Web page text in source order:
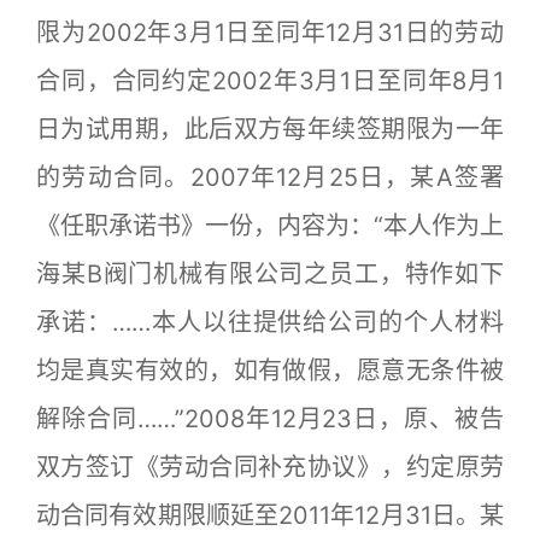
限为2002年3月1日至同年12月31日的劳动
合同，合同约定2002年3月1日至同年8月1
日为试用期，此后双方每年续签期限为一年
的劳动合同。2007年12月25日，某A签署
《任职承诺书》一份，内容为：“本人作为上
海某B阀门机械有限公司之员工，特作如下
承诺：……本人以往提供给公司的个人材料
均是真实有效的，如有做假，愿意无条件被
解除合同……”2008年12月23日，原、被告
双方签订《劳动合同补充协议》，约定原劳
动合同有效期限顺延至2011年12月31日。某